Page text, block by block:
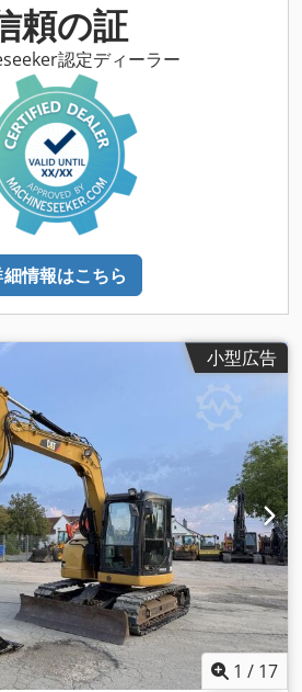
頼の証
認定ディーラー
情報はこちら
小型広告
1 / 17